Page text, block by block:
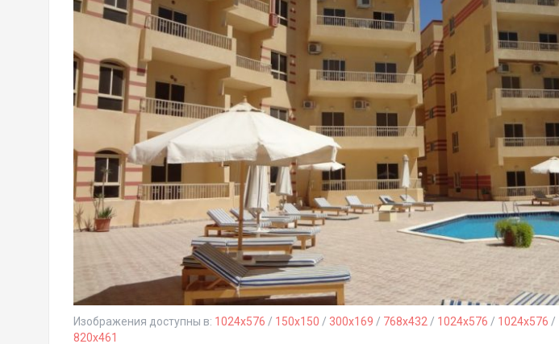
Изображения доступны в: 1024x576 / 150x150 / 300x169 / 768x432/ 1024x576 / 1024x576 /
820x461